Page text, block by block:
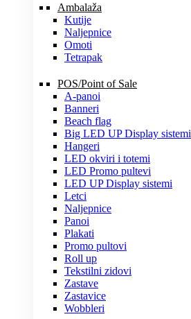
Ambalaža
Kutije
Naljepnice
Omoti
Tetrapak
POS/Point of Sale
A-panoi
Banneri
Beach flag
Big LED UP Display sistemi
Hangeri
LED okviri i totemi
LED Promo pultevi
LED UP Display sistemi
Letci
Naljepnice
Panoi
Plakati
Promo pultovi
Roll up
Tekstilni zidovi
Zastave
Zastavice
Wobbleri